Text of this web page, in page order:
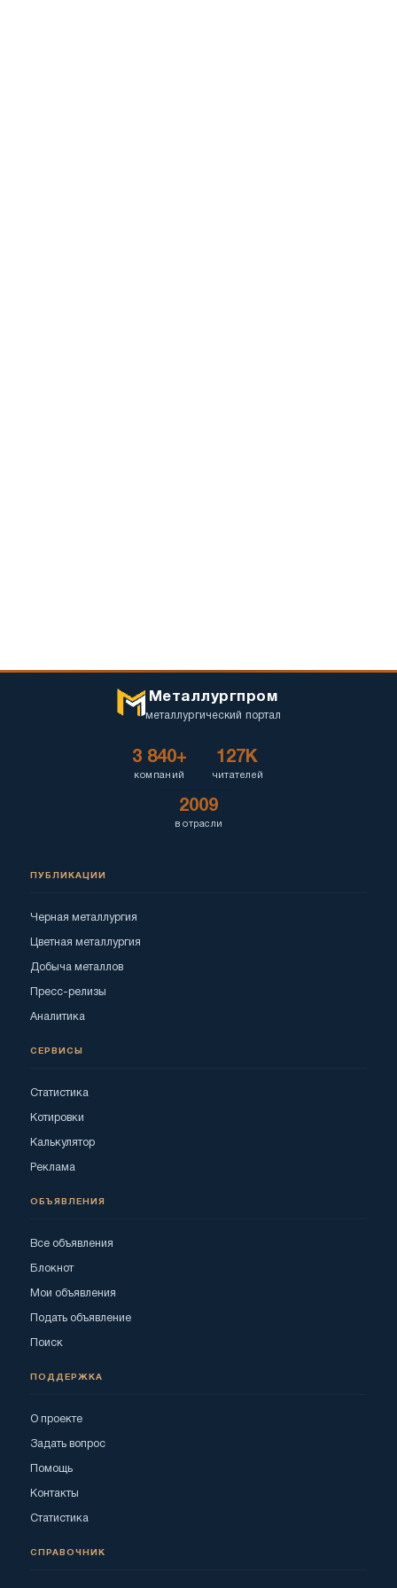
Металлургпром
металлургический портал
3 840+
компаний
127K
читателей
2009
в отрасли
ПУБЛИКАЦИИ
Черная металлургия
Цветная металлургия
Добыча металлов
Пресс-релизы
Аналитика
СЕРВИСЫ
Статистика
Котировки
Калькулятор
Реклама
ОБЪЯВЛЕНИЯ
Все объявления
Блокнот
Мои объявления
Подать объявление
Поиск
ПОДДЕРЖКА
О проекте
Задать вопрос
Помощь
Контакты
Статистика
СПРАВОЧНИК